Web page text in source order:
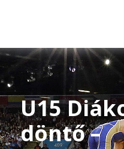
U15
döntő –